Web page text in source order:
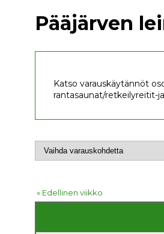
Pääjärven
Katso varauskäytännöt
rantasaunat/retkeilyreitit-
« Edellinen viikko